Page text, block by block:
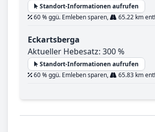
Standort-Informationen aufrufen
60 % ggü. Emleben sparen,
65.22 km
Eckartsberga
Aktueller Hebesatz: 300 %
Standort-Informationen aufrufen
60 % ggü. Emleben sparen,
65.83 km